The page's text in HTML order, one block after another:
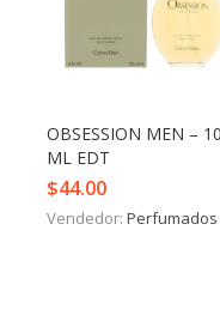
OBSESSION MEN –
ML EDT
$44.00
Vendedor: Perfumados y más